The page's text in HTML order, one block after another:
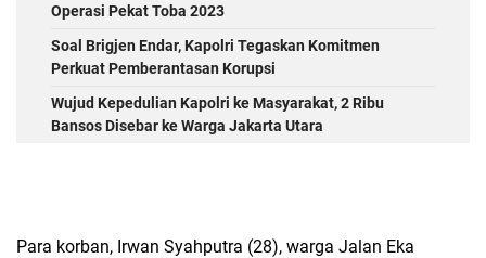
Operasi Pekat Toba 2023
Soal Brigjen Endar, Kapolri Tegaskan Komitmen
Perkuat Pemberantasan Korupsi
Wujud Kepedulian Kapolri ke Masyarakat, 2 Ribu
Bansos Disebar ke Warga Jakarta Utara
Para korban, Irwan Syahputra (28), warga Jalan Eka